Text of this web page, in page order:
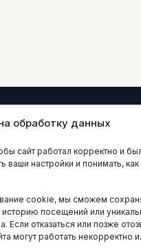
обработку данных
сайт работал корректно и
ваши настройки и понимать, как
cookie, мы сможем
посещений или
Если отказаться или позже
могут работать некорректно
ARTICLES IN
ENGLISH
НАВИГАЦИЯ
Архив материалов